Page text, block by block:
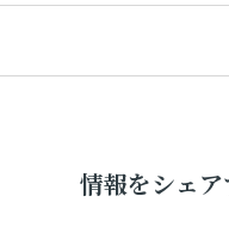
情報をシェア